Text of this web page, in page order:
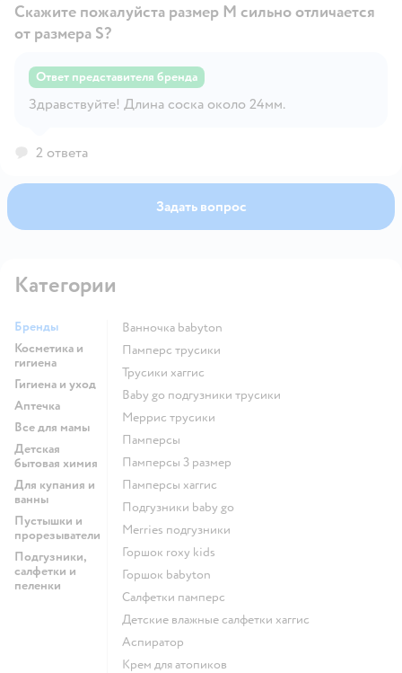
Открыть вопрос
Скажите пожалуйста размер М сильно отличается
от размера S?
Ответ представителя бренда
Здравствуйте! Длина соска около 24мм.
2 ответа
Задать вопрос
Категории
Бренды
Косметика и
гигиена
Гигиена и уход
Аптечка
Все для мамы
Детская
бытовая химия
Для купания и
ванны
Пустышки и
прорезыватели
Подгузники,
салфетки и
пеленки
ванночка babyton
памперс трусики
трусики хаггис
baby go подгузники трусики
меррис трусики
памперсы
памперсы 3 размер
памперсы хаггис
подгузники baby go
merries подгузники
горшок roxy kids
горшок babyton
салфетки памперс
детские влажные салфетки хаггис
аспиратор
крем для атопиков